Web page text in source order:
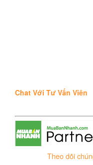
Chat Với Tư Vấn Viên
Theo dõi